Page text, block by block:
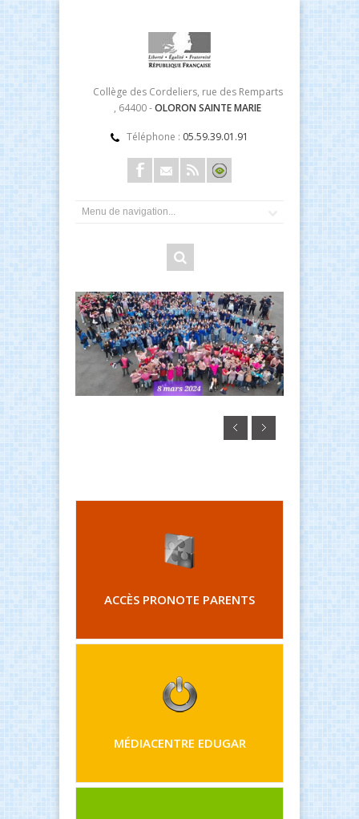
Collège des Cordeliers, rue des Remparts
, 64400 -OLORON SAINTE MARIE
Téléphone : 05.59.39.01.91
ACCÈS PRONOTE PARENTS
MÉDIACENTRE EDUGAR